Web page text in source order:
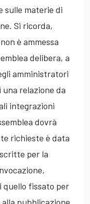
sulle materie di
Si ricorda,
è ammessa
delibera, a
amministratori
relazione da
integrazioni
dovrà
richieste è data
per la
quello fissato per